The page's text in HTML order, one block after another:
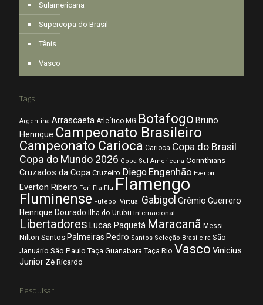
Sulamericana
Supercopa do Brasil
Tênis
Vasco
Tags
Argentina Arrascaeta Atle´tico-MG Botafogo Bruno
Henrique Campeonato Brasileiro
Campeonato Carioca Carioca Copa do Brasil
Copa do Mundo 2026 Copa Sul-Americana Corinthians
Cruzados da Copa Cruzeiro Diego Engenhão Everton
Everton Ribeiro Ferj Fla-Flu Flamengo
Fluminense Futebol Virtual Gabigol Grêmio Guerrero
Henrique Dourado Ilha do Urubu Internacional
Libertadores Lucas Paquetá Maracanã Messi
Nilton Santos Palmeiras Pedro Santos Seleção Brasileira São
Januário São Paulo Taça Guanabara Taça Rio Vasco Vinicius
Junior Zé Ricardo
Pesquisar